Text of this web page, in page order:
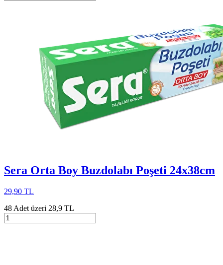
Sera Orta Boy Buzdolabı Poşeti 24x38cm
29,90 TL
48 Adet üzeri 28,9 TL